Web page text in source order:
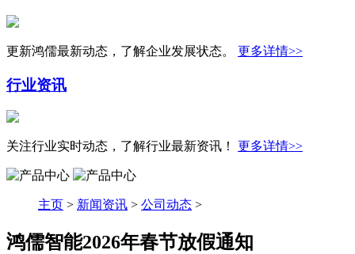
更新鸿儒最新动态，了解企业发展状态。 更多详情>>
行业资讯
关注行业实时动态，了解行业最新资讯！ 更多详情>>
主页 > 新闻资讯 > 公司动态 >
鸿儒智能2026年春节放假通知